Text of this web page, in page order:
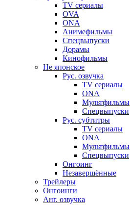
TV сериалы
OVA
ONA
Анимефильмы
Спецвыпуски
Дорамы
Кинофильмы
Не японское
Рус. озвучка
TV сериалы
ONA
Мультфильмы
Спецвыпуски
Рус. субтитры
TV сериалы
ONA
Мультфильмы
Спецвыпуски
Онгоинг
Незавершённые
Трейлеры
Онгоинги
Анг. озвучка